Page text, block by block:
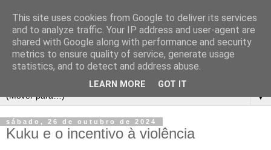
▼
sábado, 26 de outubro de 2024
Kuku e o incentivo à violência
This site uses cookies from Google to deliver its services
and to analyze traffic. Your IP address and user-agent are
shared with Google along with performance and security
metrics to ensure quality of service, generate usage
statistics, and to detect and address abuse.
LEARN MORE GOT IT